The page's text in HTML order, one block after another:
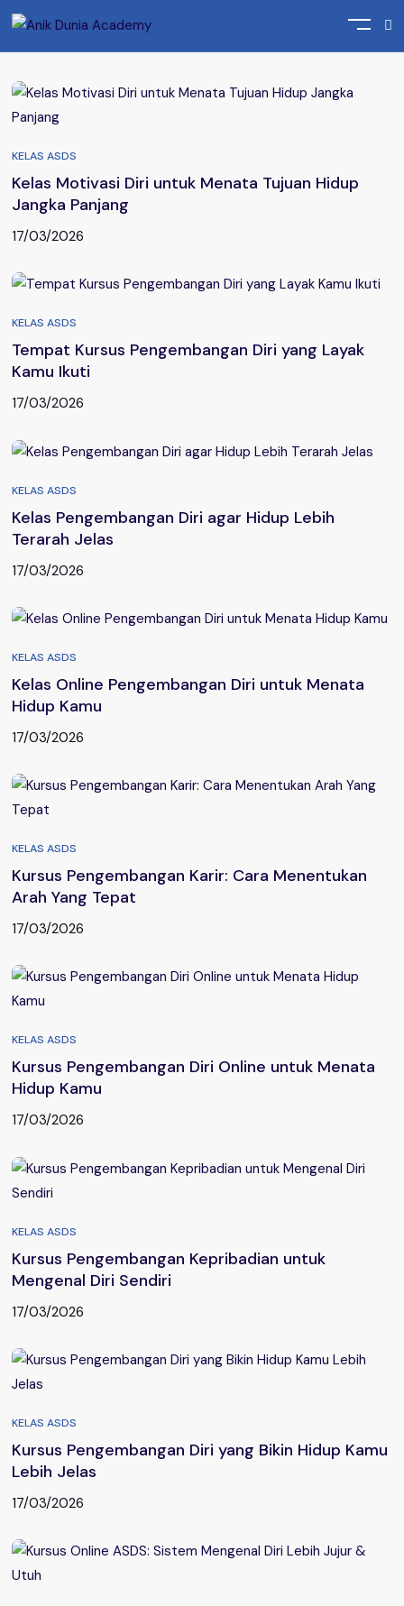
Home Posts tagged "Tempat Kursus Pengembangan Diri"
KELAS ASDS
Kelas Motivasi Diri untuk Menata Tujuan Hidup
Jangka Panjang
17/03/2026
KELAS ASDS
Tempat Kursus Pengembangan Diri yang Layak
Kamu Ikuti
17/03/2026
KELAS ASDS
Kelas Pengembangan Diri agar Hidup Lebih
Terarah Jelas
17/03/2026
KELAS ASDS
Kelas Online Pengembangan Diri untuk Menata
Hidup Kamu
17/03/2026
KELAS ASDS
Kursus Pengembangan Karir: Cara Menentukan
Arah Yang Tepat
17/03/2026
KELAS ASDS
Kursus Pengembangan Diri Online untuk Menata
Hidup Kamu
17/03/2026
KELAS ASDS
Kursus Pengembangan Kepribadian untuk
Mengenal Diri Sendiri
17/03/2026
KELAS ASDS
Kursus Pengembangan Diri yang Bikin Hidup Kamu
Lebih Jelas
17/03/2026